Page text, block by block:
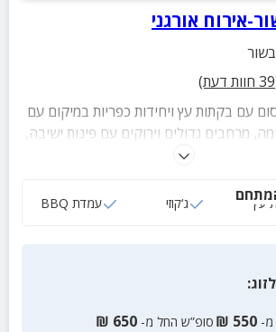
אירוח אורגני
39 חוות דעת)
עם בקתות עץ ויחידות כפריות במיקום עם
מרחבים גדולים וירוקים עם פינות ישיבה,
ג‘קוזי עמדת BBQ
לזוג:
מ- 550
₪ סופ”ש החל מ- 650
₪